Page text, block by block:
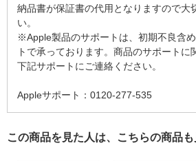
納品書が保証書の代用となりますので大
い。
※Apple製品のサポートは、初期不良含
トで承っております。商品のサポートに
下記サポートにご連絡ください。
Appleサポート：0120-277-535
この商品を見た人は、こちらの商品